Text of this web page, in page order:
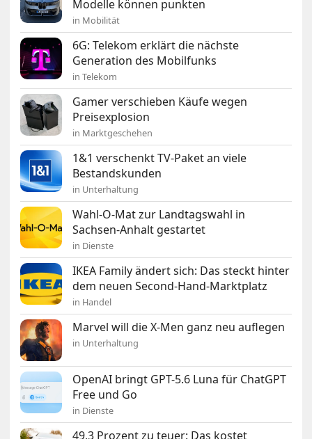
Modelle können punkten
in Mobilität
6G: Telekom erklärt die nächste
Generation des Mobilfunks
in Telekom
Gamer verschieben Käufe wegen
Preisexplosion
in Marktgeschehen
1&1 verschenkt TV-Paket an viele
Bestandskunden
in Unterhaltung
Wahl-O-Mat zur Landtagswahl in
Sachsen-Anhalt gestartet
in Dienste
IKEA Family ändert sich: Das steckt hinter
dem neuen Second-Hand-Marktplatz
in Handel
Marvel will die X-Men ganz neu auflegen
in Unterhaltung
OpenAI bringt GPT-5.6 Luna für ChatGPT
Free und Go
in Dienste
49,3 Prozent zu teuer: Das kostet